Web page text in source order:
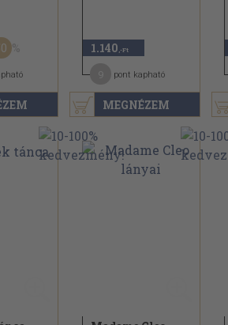
MEGNÉZEM
1.140 ,-Ft
pont kapható